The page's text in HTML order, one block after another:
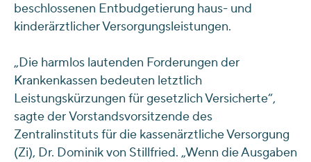
beschlossenen Entbudgetierung haus- und
kinderärztlicher Versorgungsleistungen.
„Die harmlos lautenden Forderungen der
Krankenkassen bedeuten letztlich
Leistungskürzungen für gesetzlich Versicherte“,
sagte der Vorstandsvorsitzende des
Zentralinstituts für die kassenärztliche Versorgung
(Zi), Dr. Dominik von Stillfried. „Wenn die Ausgaben